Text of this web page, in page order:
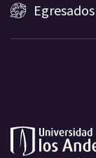
Egresados